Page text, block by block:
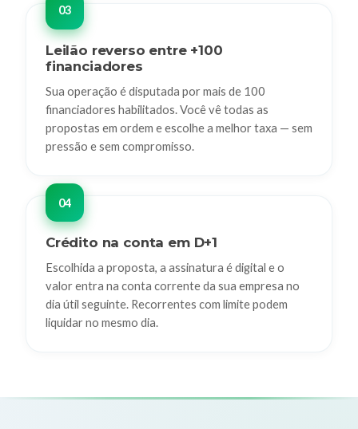
Leilão reverso entre +100
financiadores
Sua operação é disputada por mais de 100
financiadores habilitados. Você vê todas as
propostas em ordem e escolhe a melhor taxa — sem
pressão e sem compromisso.
Crédito na conta em D+1
Escolhida a proposta, a assinatura é digital e o
valor entra na conta corrente da sua empresa no
dia útil seguinte. Recorrentes com limite podem
liquidar no mesmo dia.